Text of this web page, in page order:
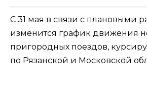
С 31 мая в связи с плановыми
изменится график движения
пригородных поездов,
по Рязанской и Московской